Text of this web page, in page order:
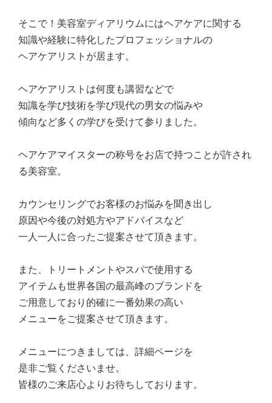
そこで！美容室ディアリウムにはヘアケアに関する
知識や経験に特化したプロフェッショナルの
ヘアケアリストが居ます。
ヘアケアリストは何度も講習などで
知識を学び技術を学び現代の男女の悩みや
傾向など多くの学びを受けて参りました。
ヘアケアマイスターの称号をお店で持つことが許され
る美容室。
カウンセリングでお客様のお悩みを聞き出し
原因や今後の対処方やアドバイスなど
一人一人に合ったご提案させて頂きます。
また、トリートメントやスパで使用する
アイテムも世界各国の最高峰のブランドを
ご用意しており的確に一番効果の高い
メニューをご提案させて頂きます。
メニューにつきましては、詳細ページを
是非ご覧くださいませ。
皆様のご来店心よりお待ちしております。